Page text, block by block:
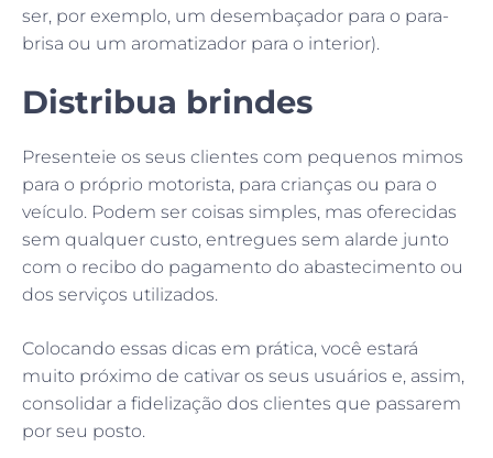
ser, por exemplo, um desembaçador para o para-
brisa ou um aromatizador para o interior).
Distribua brindes
Presenteie os seus clientes com pequenos mimos
para o próprio motorista, para crianças ou para o
veículo. Podem ser coisas simples, mas oferecidas
sem qualquer custo, entregues sem alarde junto
com o recibo do pagamento do abastecimento ou
dos serviços utilizados.
Colocando essas dicas em prática, você estará
muito próximo de cativar os seus usuários e, assim,
consolidar a fidelização dos clientes que passarem
por seu posto.